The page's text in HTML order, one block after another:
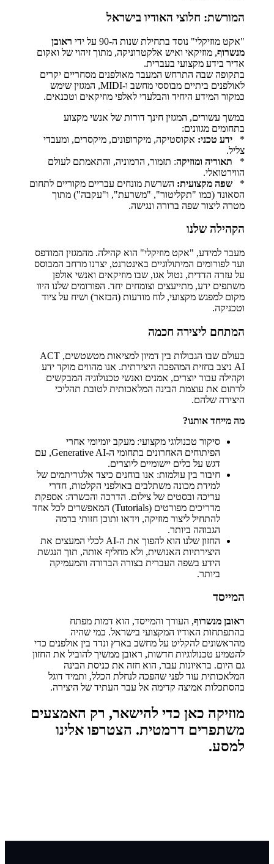
המורשת: חלוצי האודיו בישראל
"אקט מוזיקלי" נוסד בתחילת שנות ה-90 על ידי
ראובן
מנשרוף, מוזיקאי ואיש אלקטרוניקה, מתוך זיהוי של ואקום
אדיר בידע מקצועי בעברית.
בתקופה שבה התרחש המעבר מאולפנים מסחריים יקרים
לאולפנים ביתיים מבוססי מחשב ו-MIDI, המגזין שימש
כמקור המידע היחיד והבלעדי לאלפי מוזיקאים וטכנאים.
במשך עשורים, המגזין חינך דורות של אנשי מקצוע
בתחומים מגוונים:
* ידע טכני: אקוסטיקה, מיקרופונים, מיקסרים, ומעבדי
צליל.
* תאוריה ומוזיקה: תזמור, הרמוניה, והתאמתם לעולם
הווירטואלי.
* שפה מקצועית: השרשת מונחים עבריים מקוריים לתחום
הסאונד (כמו "תקליטור", "משרעת", ו"עקבה") מתוך
מטרה ליצור שפה ברורה ונגישה.
הקהילה שלנו
מעבר למידע, "אקט מוזיקלי" הוא קהילה. מהמגזין המודפס
ועד לפורומים המיתולוגיים באינטרנט, יצרנו מרחב המבוסס
על עזרה הדדית, נטול אגו, שבו מוזיקאים ואנשי אולפן
משתפים ידע, מתייעצים וצומחים יחד. הפורומים שלנו היוו
מקום למפגש מקצועי, לוח מודעות (הבזאר) ושיח על ציוד
וטכניקה.
המתחם ליצירה חכמה
בעולם שבו הגבולות בין דמיון למציאות מטשטשים, ACT
AI ניצב בחזית המהפכה היצירתית. אנו מהווים מוקד ידע
וקהילה עבור יוצרים, אמנים ואנשי טכנולוגיה המבקשים
לרתום את עוצמת הבינה המלאכותית לטובת תהליכי
היצירה שלהם.
מה מייחד אותנו?
סיקור טכנולוגי מקצועי: מעקב יומיומי אחרי
הפיתוחים האחרונים בתחומי ה-Generative AI, עם
דגש על כלים יישומיים ליוצרים.
חיבור בין עולמות: אנו בוחנים כיצד אלגוריתמים של
למידת מכונה משתלבים באולפני הקלטות, חדרי
עריכה ובסטים של צילום. הדרכה והכשרה: אספקת
מדריכים מפורטים (Tutorials) המאפשרים לכל אחד
להתחיל ליצור מוזיקה, וידאו ותוכן חזותי ברמה
הגבוהה ביותר.
החזון שלנו הוא להפוך את ה-AI לכלי המעצים את
היצירתיות האנושית, ולא מחליף אותה, תוך הנגשת
הידע בשפה העברית בצורה הברורה והמעמיקה
ביותר.
המייסד
ראובן מנשרוף, העורך והמייסד, הוא דמות מפתח
בהתפתחות האודיו המקצועי בישראל. כמי שהיה
מהראשונים להקליט על מחשב בארץ ונדד בין אולפנים כדי
להטמיע טכנולוגיות חדשות, ראובן ממשיך להוביל את החזון
גם היום. בראיונות עבר, הוא חזה את כניסת הבינה
המלאכותית עוד לפני שהפכה לנחלת הכלל, ותמיד דוגל
בהסתכלות אמיצה קדימה אל עבר העתיד של היצירה.
מוזיקה כאן כדי להישאר, רק האמצעים
משתפרים דרמטית. הצטרפו אלינו
למסע.